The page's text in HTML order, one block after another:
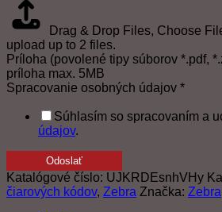
Drag & Drop Files, Choose
upload up to 2 files.
Príloha (povolené tipy súborov *.pdf,
príloha max. 5MB
Spracovanie osobných údajov *
Súhlasím so spracovaním a
údajov.
Odoslať
Katalógové číslo: UJKRDEsnhVHy
čiarových kódov, Zebra Značka: Zebra